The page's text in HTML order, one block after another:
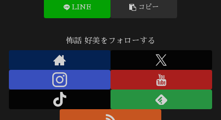
LINE コピー
怖話 好美をフォローする